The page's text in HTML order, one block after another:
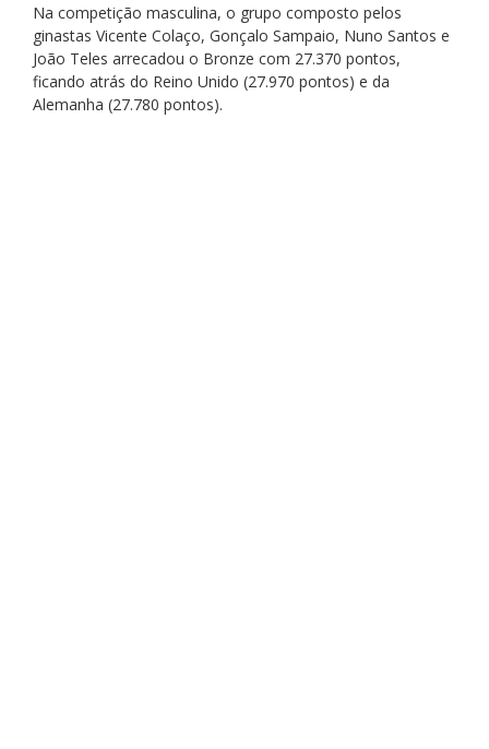
Na competição masculina, o grupo composto pelos
ginastas Vicente Colaço, Gonçalo Sampaio, Nuno Santos e
João Teles arrecadou o Bronze com 27.370 pontos,
ficando atrás do Reino Unido (27.970 pontos) e da
Alemanha (27.780 pontos).